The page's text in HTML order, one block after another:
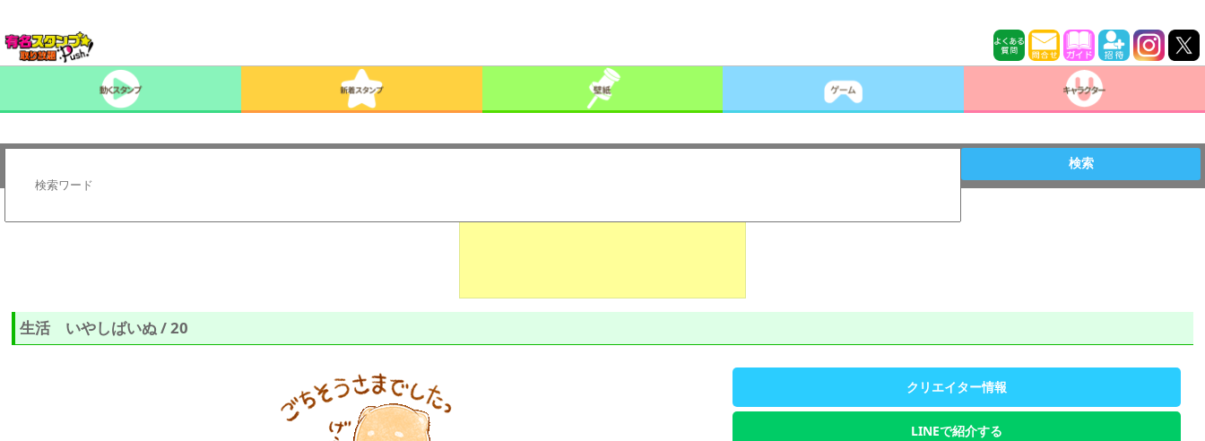
検索
生活 いやしばいぬ / 20
クリエイター情報
LINEで紹介する